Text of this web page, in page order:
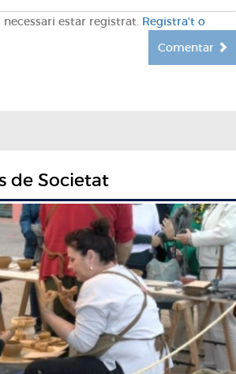
estar registrat. Registra't o
Comentar
de Societat